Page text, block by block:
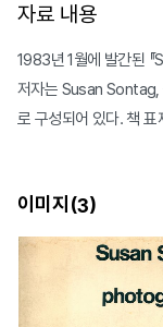
자료 내용
1983년 1월에 발간된
저자는 Susan
로 구성되어 있다. 책 표
이미지(3)